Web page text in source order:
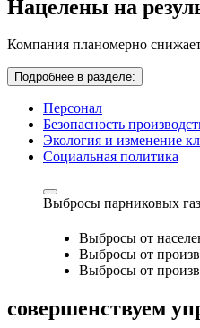
Нацелены на
Компания планомерно
Подробнее в разделе:
Персонал
Безопасность
Экология и изменение
Социальная политика
Выбросы парниковых
Выбросы от
Выбросы от
Выбросы от
совершенствуем